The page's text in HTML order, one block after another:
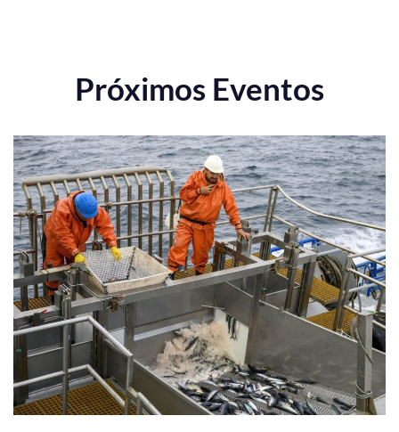
Próximos Eventos